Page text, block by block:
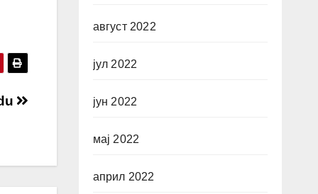
август 2022
јул 2022
јун 2022
мај 2022
април 2022